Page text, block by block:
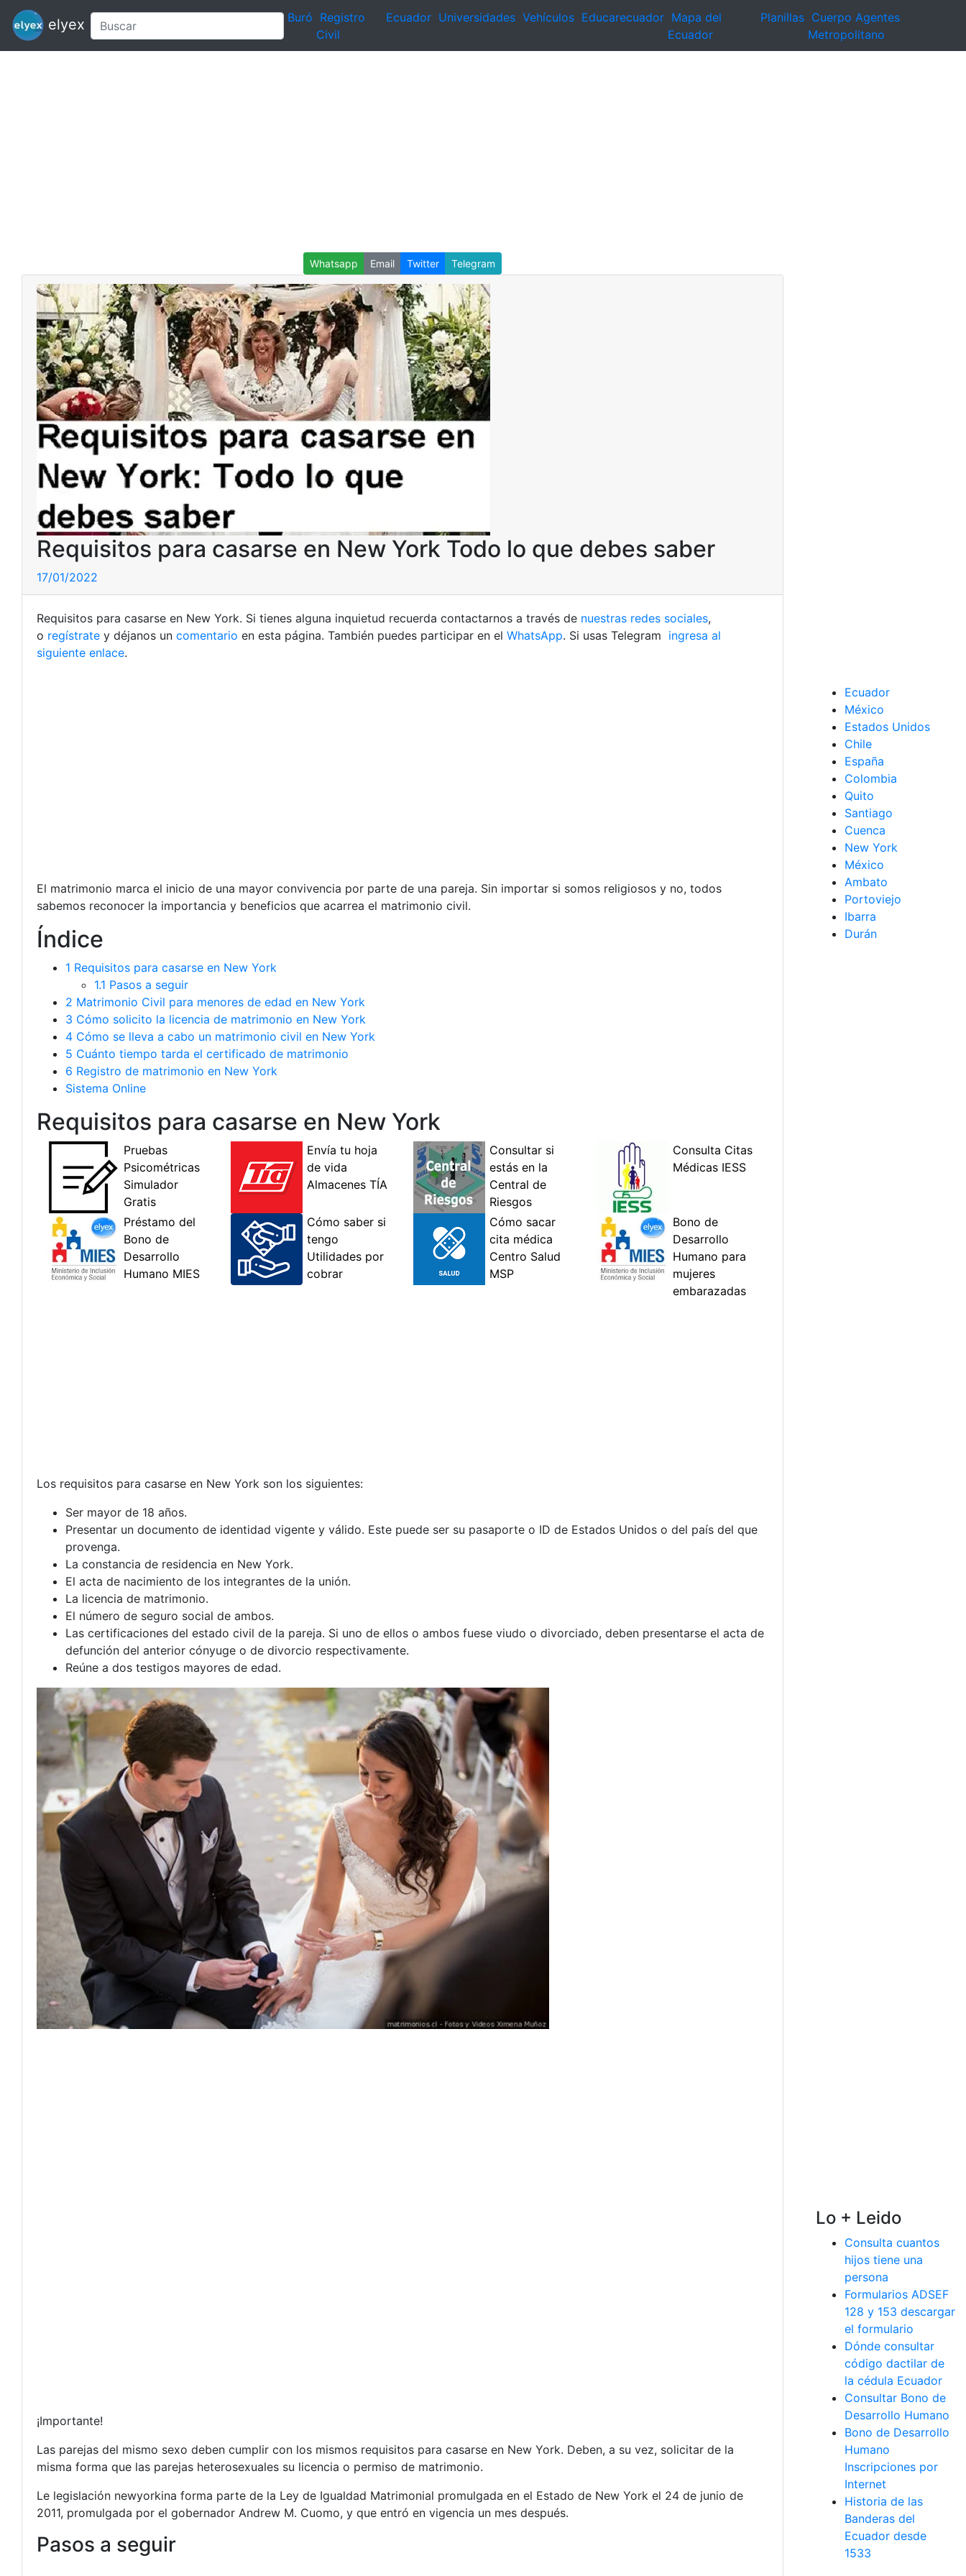
elyex Buró Registro
Civil
Ecuador Universidades Vehículos Educarecuador Mapa del
Ecuador
Planillas Cuerpo Agentes
Metropolitano
Whatsapp Email Twitter Telegram
Requisitos para casarse en New York Todo lo que debes saber
17/01/2022
Requisitos para casarse en New York. Si tienes alguna inquietud recuerda contactarnos a través de nuestras redes sociales,
o regístrate y déjanos un comentario en esta página. También puedes participar en el WhatsApp. Si usas Telegram ingresa al
siguiente enlace.
El matrimonio marca el inicio de una mayor convivencia por parte de una pareja. Sin importar si somos religiosos y no, todos
sabemos reconocer la importancia y beneficios que acarrea el matrimonio civil.
Índice
1 Requisitos para casarse en New York
1.1 Pasos a seguir
2 Matrimonio Civil para menores de edad en New York
3 Cómo solicito la licencia de matrimonio en New York
4 Cómo se lleva a cabo un matrimonio civil en New York
5 Cuánto tiempo tarda el certificado de matrimonio
6 Registro de matrimonio en New York
Sistema Online
Requisitos para casarse en New York
Los requisitos para casarse en New York son los siguientes:
Ser mayor de 18 años.
Presentar un documento de identidad vigente y válido. Este puede ser su pasaporte o ID de Estados Unidos o del país del que
provenga.
La constancia de residencia en New York.
El acta de nacimiento de los integrantes de la unión.
La licencia de matrimonio.
El número de seguro social de ambos.
Las certificaciones del estado civil de la pareja. Si uno de ellos o ambos fuese viudo o divorciado, deben presentarse el acta de
defunción del anterior cónyuge o de divorcio respectivamente.
Reúne a dos testigos mayores de edad.
¡Importante!
Las parejas del mismo sexo deben cumplir con los mismos requisitos para casarse en New York. Deben, a su vez, solicitar de la
misma forma que las parejas heterosexuales su licencia o permiso de matrimonio.
Le legislación newyorkina forma parte de la Ley de Igualdad Matrimonial promulgada en el Estado de New York el 24 de junio de
2011, promulgada por el gobernador Andrew M. Cuomo, y que entró en vigencia un mes después.
Pasos a seguir
Ecuador
México
Estados Unidos
Chile
España
Colombia
Quito
Santiago
Cuenca
New York
México
Ambato
Portoviejo
Ibarra
Durán
Lo + Leido
Consulta cuantos
hijos tiene una
persona
Formularios ADSEF
128 y 153 descargar
el formulario
Dónde consultar
código dactilar de
la cédula Ecuador
Consultar Bono de
Desarrollo Humano
Bono de Desarrollo
Humano
Inscripciones por
Internet
Historia de las
Banderas del
Ecuador desde
1533